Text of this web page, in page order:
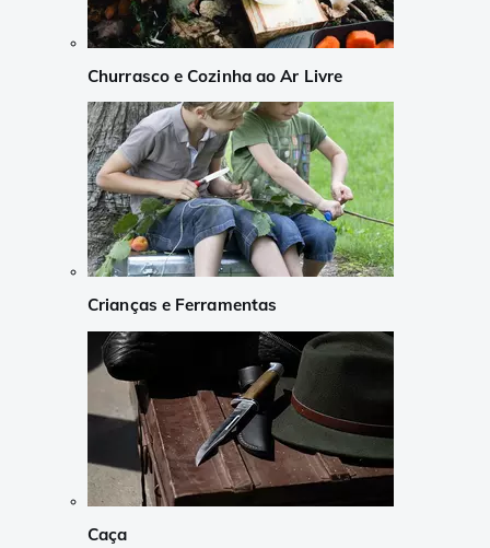
Churrasco e Cozinha ao Ar Livre
Crianças e Ferramentas
Caça